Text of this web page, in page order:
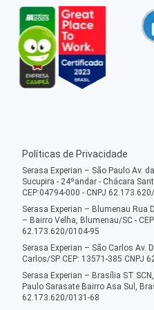
Políticas de Privacidade
Serasa Experian – São Paulo Av.
Sucupira - 24ºandar - Chácara
CEP:04794-000 - CNPJ
Serasa Experian – Blumenau Rua
– Bairro Velha, Blumenau/SC -
62.173.620/0104-95
Serasa Experian – São Carlos Av.
Carlos/SP CEP: 13571-385 CNPJ
Serasa Experian – Brasília ST
Paulo Sarasate Bairro Asa Sul,
62.173.620/0131-68